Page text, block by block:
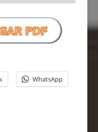
WhatsApp